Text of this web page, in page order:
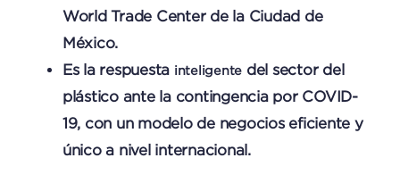
World Trade Center de la Ciudad de
México.
Es la respuesta inteligente del sector del
plástico ante la contingencia por COVID-
19, con un modelo de negocios eficiente y
único a nivel internacional.